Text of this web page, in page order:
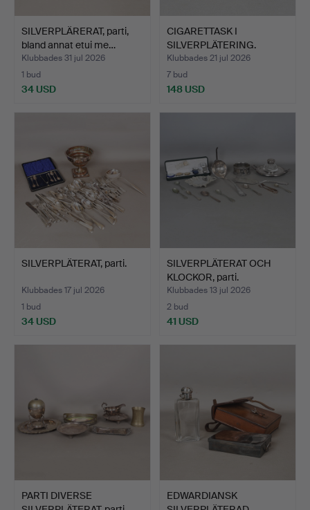
SILVERPLÄRERAT, parti,
bland annat etui me…
Klubbades 31 jul 2026
1 bud
34 USD
CIGARETTASK I
SILVERPLÄTERING.
Klubbades 21 jul 2026
7 bud
148 USD
SILVERPLÄTERAT, parti.
Klubbades 17 jul 2026
1 bud
34 USD
SILVERPLÄTERAT OCH
KLOCKOR, parti.
Klubbades 13 jul 2026
2 bud
41 USD
PARTI DIVERSE
EDWARDIANSK